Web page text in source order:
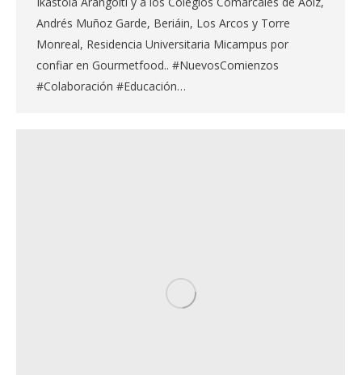
Andrés Muñoz Garde, Beriáin, Los Arcos y Torre
Monreal, Residencia Universitaria Micampus por
confiar en Gourmetfood.. #NuevosComienzos
#Colaboración #Educación…